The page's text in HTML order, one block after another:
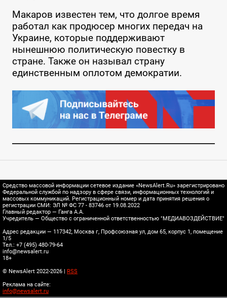
Макаров известен тем, что долгое время
работал как продюсер многих передач на
Украине, которые поддерживают
нынешнюю политическую повестку в
стране. Также он называл страну
единственным оплотом демократии.
Средство массовой информации сетевое издание «NewsAlert.Ru» зарегистрировано
Федеральной службой по надзору в сфере связи, информационных технологий и
массовых коммуникаций. Регистрационный номер и дата принятия решения о
регистрации СМИ: ЭЛ № ФС 77 - 83746 от 19.08.2022
Главный редактор — Ганга А.А.
Учредитель — Общество с ограниченной ответственностью "МЕДИАВОЗДЕЙСТВИЕ"
Адрес редакции — 117342, Москва г, Профсоюзная ул, дом 65, корпус 1, помещение
1/5
Тел.: +7 (495) 480-79-64
info@newsalert.ru
18+
© NewsAlert 2022-2026 | RSS
Реклама на сайте:
info@newsalert.ru